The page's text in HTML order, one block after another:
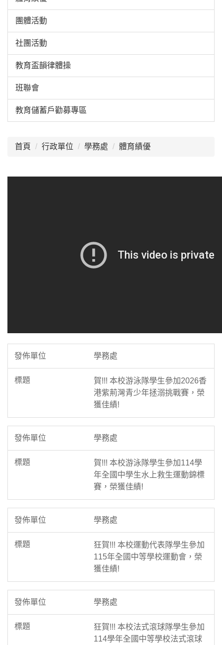
團體活動
社團活動
教育盃韻律體操
班聯會
教育儲蓄戶勸募專區
首頁 行政單位 學務處 體育績優
學務處
賀!!! 本校游泳隊學生參加2026香
港紫荊灣青少年拯溺挑戰賽，榮
獲佳績!
學務處
賀!!! 本校游泳隊學生參加114學
年全國中學生水上救生運動錦標
賽，榮獲佳績!
學務處
狂賀!!! 本校運動代表隊學生參加
115年全國中等學校運動會，榮
獲佳績!
學務處
狂賀!!! 本校法式滾球隊學生參加
114學年全國中等學校法式滾球